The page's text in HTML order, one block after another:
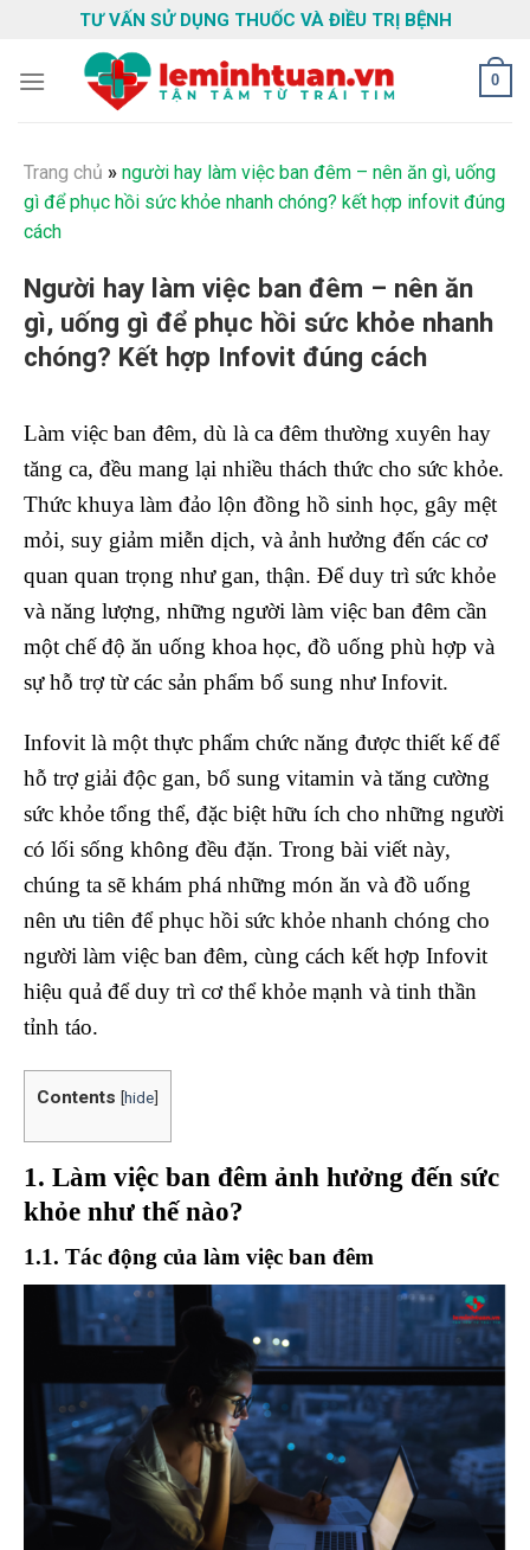
content
TƯ VẤN SỬ DỤNG THUỐC VÀ ĐIỀU TRỊ BỆNH
0
Trang chủ » người hay làm việc ban đêm – nên ăn gì, uống
gì để phục hồi sức khỏe nhanh chóng? kết hợp infovit đúng
cách
Người hay làm việc ban đêm – nên ăn
gì, uống gì để phục hồi sức khỏe nhanh
chóng? Kết hợp Infovit đúng cách
Làm việc ban đêm, dù là ca đêm thường xuyên hay
tăng ca, đều mang lại nhiều thách thức cho sức khỏe.
Thức khuya làm đảo lộn đồng hồ sinh học, gây mệt
mỏi, suy giảm miễn dịch, và ảnh hưởng đến các cơ
quan quan trọng như gan, thận. Để duy trì sức khỏe
và năng lượng, những người làm việc ban đêm cần
một chế độ ăn uống khoa học, đồ uống phù hợp và
sự hỗ trợ từ các sản phẩm bổ sung như Infovit.
Infovit là một thực phẩm chức năng được thiết kế để
hỗ trợ giải độc gan, bổ sung vitamin và tăng cường
sức khỏe tổng thể, đặc biệt hữu ích cho những người
có lối sống không đều đặn. Trong bài viết này,
chúng ta sẽ khám phá những món ăn và đồ uống
nên ưu tiên để phục hồi sức khỏe nhanh chóng cho
người làm việc ban đêm, cùng cách kết hợp Infovit
hiệu quả để duy trì cơ thể khỏe mạnh và tinh thần
tỉnh táo.
Contents [hide]
1. Làm việc ban đêm ảnh hưởng đến sức
khỏe như thế nào?
1.1. Tác động của làm việc ban đêm